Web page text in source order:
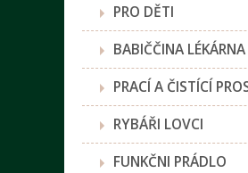
PRO DĚTI
BABIČČINA LÉKÁRNA
PRACÍ A ČISTÍCÍ
RYBÁŘI LOVCI
FUNKČNI PRÁDLO